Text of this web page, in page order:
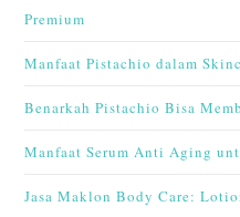
Premium
Manfaat Pistachio dalam
Benarkah Pistachio Bisa
Manfaat Serum Anti Aging
Jasa Maklon Body Care: